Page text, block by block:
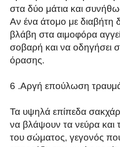
στα δύο μάτια και
Αν ένα άτομο με διαβήτη
βλάβη στα αιμοφόρα
σοβαρή και να οδηγήσει
όρασης.
6 .Αργή επούλωση
Τα υψηλά επίπεδα
να βλάψουν τα νεύρα και
του σώματος, γεγονός